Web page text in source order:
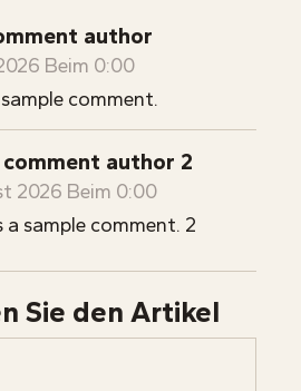
author
Beim 0:00
comment.
author 2
2026 Beim 0:00
a sample comment. 2
Sie den Artikel